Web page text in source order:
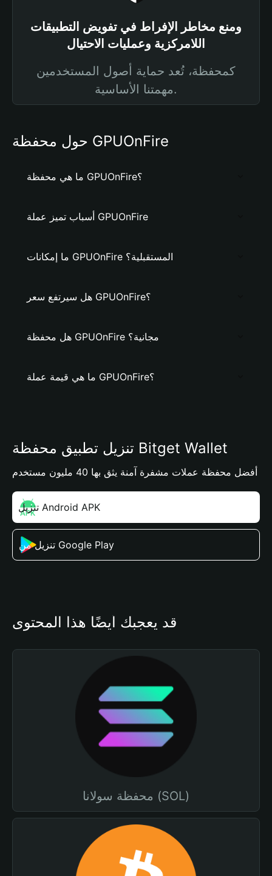
ومنع مخاطر الإفراط في تفويض التطبيقات
اللامركزية وعمليات الاحتيال
كمحفظة، تُعد حماية أصول المستخدمين
مهمتنا الأساسية.
حول محفظة GPUOnFire
ما هي محفظة GPUOnFire؟
أسباب تميز عملة GPUOnFire
ما إمكانات GPUOnFire المستقبلية؟
هل سيرتفع سعر GPUOnFire؟
هل محفظة GPUOnFire مجانية؟
ما هي قيمة عملة GPUOnFire؟
تنزيل تطبيق محفظة Bitget Wallet
أفضل محفظة عملات مشفرة آمنة يثق بها 40 مليون مستخدم
تنزيل Android APK
تنزيل من Google Play
قد يعجبك أيضًا هذا المحتوى
محفظة سولانا (SOL)